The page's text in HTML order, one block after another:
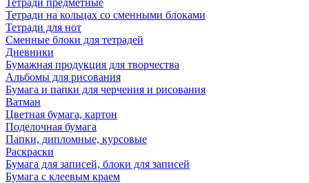
Тетради предметные
Тетради на кольцах со сменными блоками
Тетради для нот
Сменные блоки для тетрадей
Дневники
Бумажная продукция для творчества
Альбомы для рисования
Бумага и папки для черчения и рисования
Ватман
Цветная бумага, картон
Поделочная бумага
Папки, дипломные, курсовые
Раскраски
Бумага для записей, блоки для записей
Бумага с клеевым краем